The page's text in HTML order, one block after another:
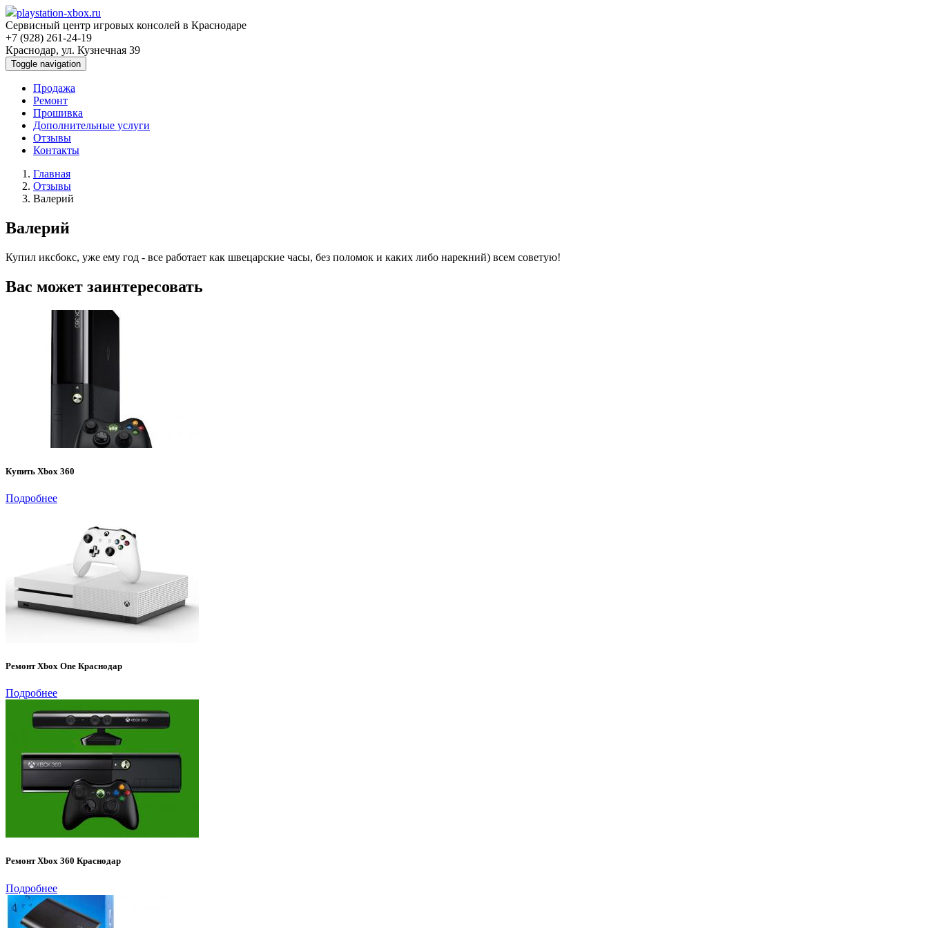
playstation-xbox.ru
Сервисный центр игровых консолей в Краснодаре
+7 (928) 261-24-19
Краснодар, ул. Кузнечная 39
Toggle navigation
Продажа
Ремонт
Прошивка
Дополнительные услуги
Отзывы
Контакты
Главная
Отзывы
Валерий
Валерий
Купил иксбокс, уже ему год - все работает как швецарские часы, без поломок и каких либо нарекний) всем советую!
Вас может заинтересовать
Купить Xbox 360
Подробнее
Ремонт Xbox One Краснодар
Подробнее
Ремонт Xbox 360 Краснодар
Подробнее